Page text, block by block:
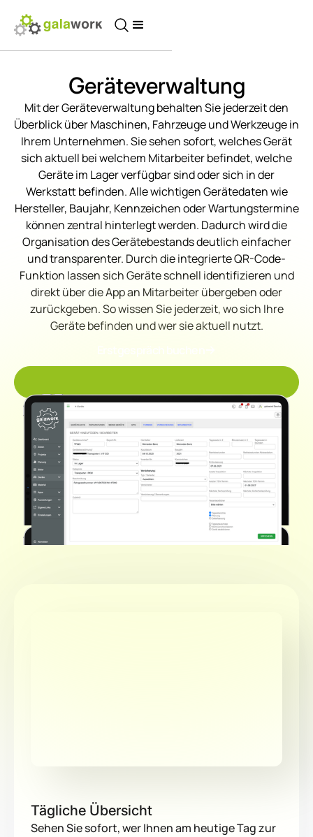
Geräteverwaltung
Mit der Geräteverwaltung behalten Sie jederzeit den
Überblick über Maschinen, Fahrzeuge und Werkzeuge in
Ihrem Unternehmen. Sie sehen sofort, welches Gerät
sich aktuell bei welchem Mitarbeiter befindet, welche
Geräte im Lager verfügbar sind oder sich in der
Werkstatt befinden. Alle wichtigen Gerätedaten wie
Hersteller, Baujahr, Kennzeichen oder Wartungstermine
können zentral hinterlegt werden. Dadurch wird die
Organisation des Gerätebestands deutlich einfacher
und transparenter. Durch die integrierte QR-Code-
Funktion lassen sich Geräte schnell identifizieren und
direkt über die App an Mitarbeiter übergeben oder
zurückgeben. So wissen Sie jederzeit, wo sich Ihre
Geräte befinden und wer sie aktuell nutzt.
Tägliche Übersicht
Sehen Sie sofort, wer Ihnen am heutige Tag zur